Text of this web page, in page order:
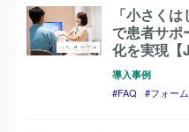
「小さく
で患者サポ
化を実現【
導入事例
FAQ フォーム